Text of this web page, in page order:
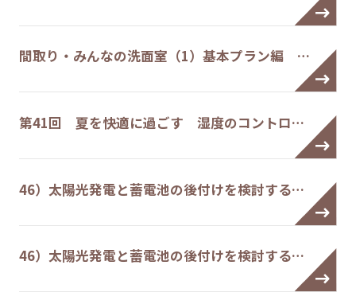
間取り・みんなの洗面室（1）基本プラン編 …
第41回 夏を快適に過ごす 湿度のコントロ…
46）太陽光発電と蓄電池の後付けを検討する…
46）太陽光発電と蓄電池の後付けを検討する…